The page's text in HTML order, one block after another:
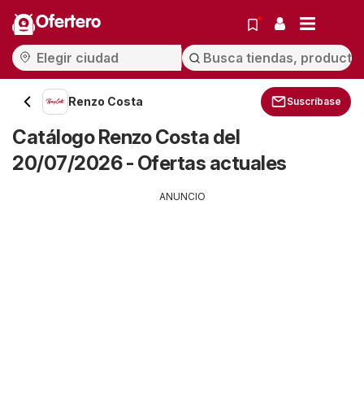
Ofertero
Renzo Costa Suscríbase
Catálogo Renzo Costa del
20/07/2026 - Ofertas actuales
ANUNCIO